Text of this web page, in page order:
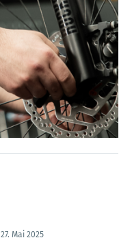
27. Mai 2025